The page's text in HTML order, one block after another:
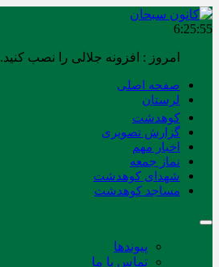
6:25:55
امروز : افزونه جلالی را نصب کنید.
صفحه اصلی
لرستان
کوهدشت
گزارش تصویری
اخبار مهم
نماز جمعه
شهدای کوهدشت
مساجد کوهدشت
پیوندها
تماس با ما